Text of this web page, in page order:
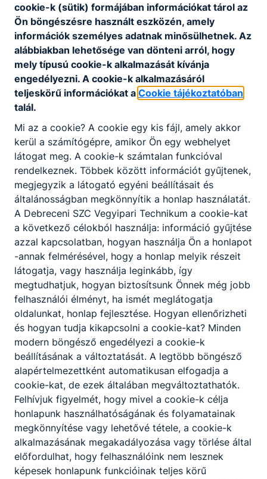
Technikumi
oktatás
nyolcadikosoknak
Nappali szakmai
oktatás 25 éves
korig
Képzési
lehetőségek
felnőtteknek
Hírek
cookie-k (sütik) formájában információkat tárol az
Ön böngészésre használt eszközén, amely
információk személyes adatnak minősülhetnek. Az
alábbiakban lehetősége van dönteni arról, hogy
mely típusú cookie-k alkalmazását kívánja
engedélyezni. A cookie-k alkalmazásáról
teljeskörű információkat a Cookie tájékoztatóban
talál.
Mi az a cookie? A cookie egy kis fájl, amely akkor
kerül a számítógépre, amikor Ön egy webhelyet
látogat meg. A cookie-k számtalan funkcióval
rendelkeznek. Többek között információt gyűjtenek,
megjegyzik a látogató egyéni beállításait és
általánosságban megkönnyítik a honlap használatát.
A Debreceni SZC Vegyipari Technikum a cookie-kat
a következő célokból használja: információ gyűjtése
azzal kapcsolatban, hogyan használja Ön a honlapot
-annak felmérésével, hogy a honlap melyik részeit
látogatja, vagy használja leginkább, így
megtudhatjuk, hogyan biztosítsunk Önnek még jobb
felhasználói élményt, ha ismét meglátogatja
oldalunkat, honlap fejlesztése. Hogyan ellenőrizheti
és hogyan tudja kikapcsolni a cookie-kat? Minden
modern böngésző engedélyezi a cookie-k
beállításának a változtatását. A legtöbb böngésző
alapértelmezettként automatikusan elfogadja a
cookie-kat, de ezek általában megváltoztathatók.
Felhívjuk figyelmét, hogy mivel a cookie-k célja
honlapunk használhatóságának és folyamatainak
megkönnyítése vagy lehetővé tétele, a cookie-k
alkalmazásának megakadályozása vagy törlése által
előfordulhat, hogy felhasználóink nem lesznek
képesek honlapunk funkcióinak teljes körű